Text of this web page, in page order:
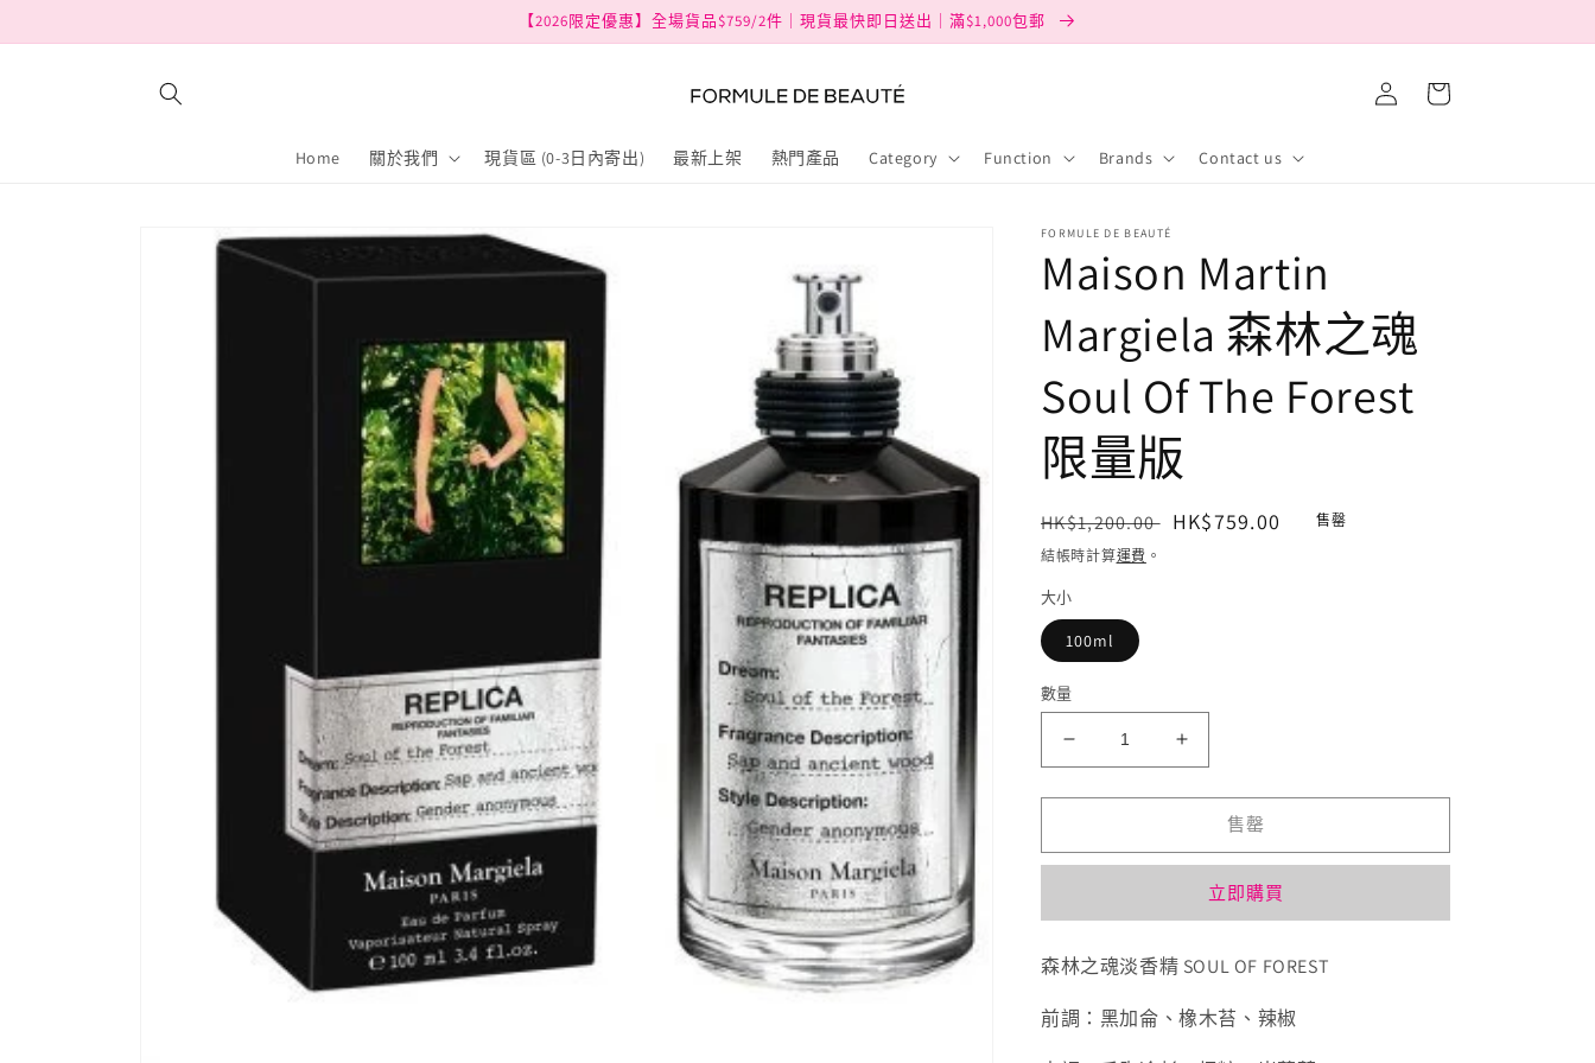
【2026限定優惠】全場貨品$759/2件｜現貨最快即日送出｜滿$1,000包郵
Home 關於我們 現貨區 (0-3日內寄出) 最新上架 熱門產品 Category Function Brands Contact us
登
入
物
略過產
FORMULE DE BEAUTÉ
Maison Martin
Margiela 森林之魂
Soul Of The Forest
限量版
定
價
HK$1,200.00 售
HK$759.00
售罄
結帳時計算運費 。
大小
100ml
數量
Maison
Martin
Margiela
林
魂
Of
Forest
Maison
Martin
Margiela
林
魂
Of
Forest
售罄
立即購買
森林之魂淡香精 SOUL OF FOREST
前調：黑加侖、橡木苔、辣椒